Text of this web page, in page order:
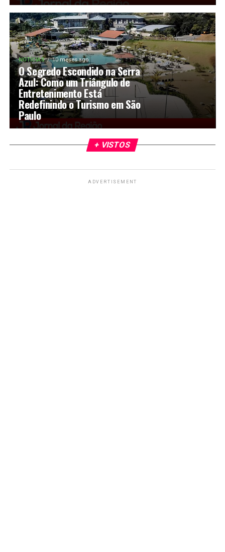
NOTÍCIAS 10 meses ago
O Segredo Escondido na Serra
Azul: Como um Triângulo de
Entretenimento Está
Redefinindo o Turismo em São
Paulo
+ VISTOS
ADVERTISEMENT